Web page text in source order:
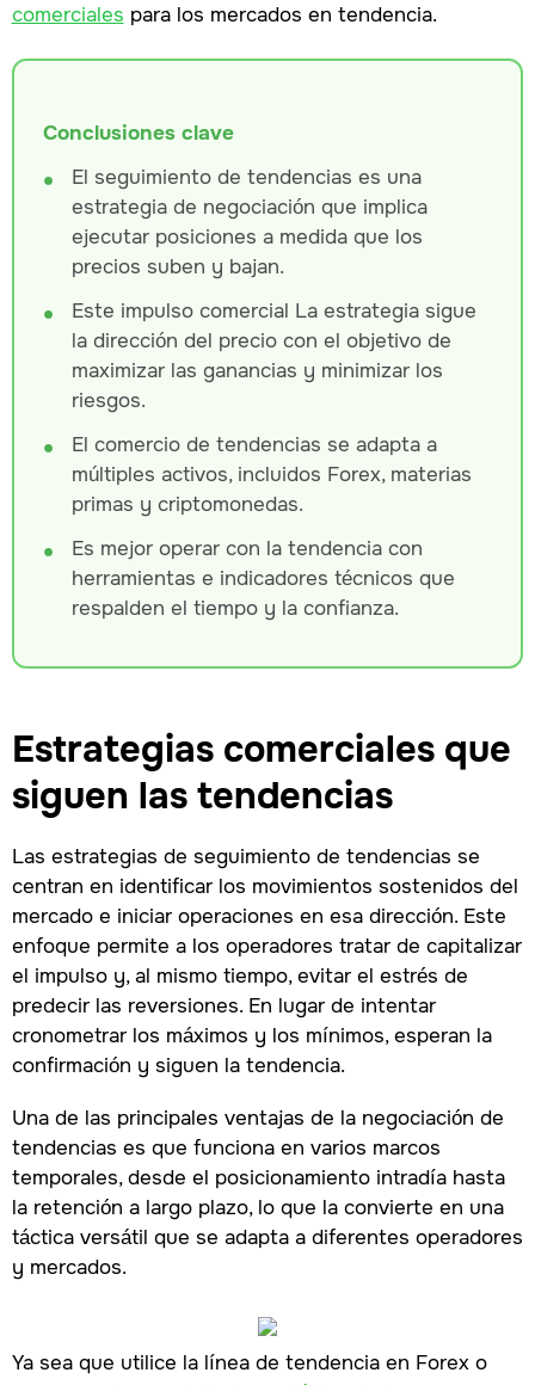
comerciales para los mercados en tendencia.
Conclusiones clave
El seguimiento de tendencias es una
estrategia de negociación que implica
ejecutar posiciones a medida que los
precios suben y bajan.
Este impulso comercial La estrategia sigue
la dirección del precio con el objetivo de
maximizar las ganancias y minimizar los
riesgos.
El comercio de tendencias se adapta a
múltiples activos, incluidos Forex, materias
primas y criptomonedas.
Es mejor operar con la tendencia con
herramientas e indicadores técnicos que
respalden el tiempo y la confianza.
Estrategias comerciales que
siguen las tendencias
Las estrategias de seguimiento de tendencias se
centran en identificar los movimientos sostenidos del
mercado e iniciar operaciones en esa dirección. Este
enfoque permite a los operadores tratar de capitalizar
el impulso y, al mismo tiempo, evitar el estrés de
predecir las reversiones. En lugar de intentar
cronometrar los máximos y los mínimos, esperan la
confirmación y siguen la tendencia.
Una de las principales ventajas de la negociación de
tendencias es que funciona en varios marcos
temporales, desde el posicionamiento intradía hasta
la retención a largo plazo, lo que la convierte en una
táctica versátil que se adapta a diferentes operadores
y mercados.
Ya sea que utilice la línea de tendencia en Forex o